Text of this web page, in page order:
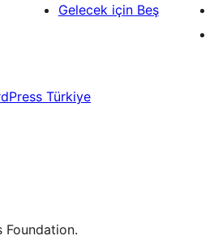
Gelecek için Beş
Türkiye